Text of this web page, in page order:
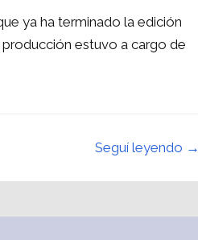
ya ha terminado la edición
estuvo a cargo de
Seguí leyendo →